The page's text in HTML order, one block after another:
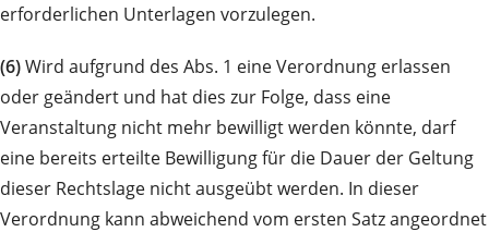
erforderlichen Unterlagen vorzulegen.
(6)Wird aufgrund des Abs. 1 eine Verordnung erlassen
oder geändert und hat dies zur Folge, dass eine
Veranstaltung nicht mehr bewilligt werden könnte, darf
eine bereits erteilte Bewilligung für die Dauer der Geltung
dieser Rechtslage nicht ausgeübt werden. In dieser
Verordnung kann abweichend vom ersten Satz angeordnet